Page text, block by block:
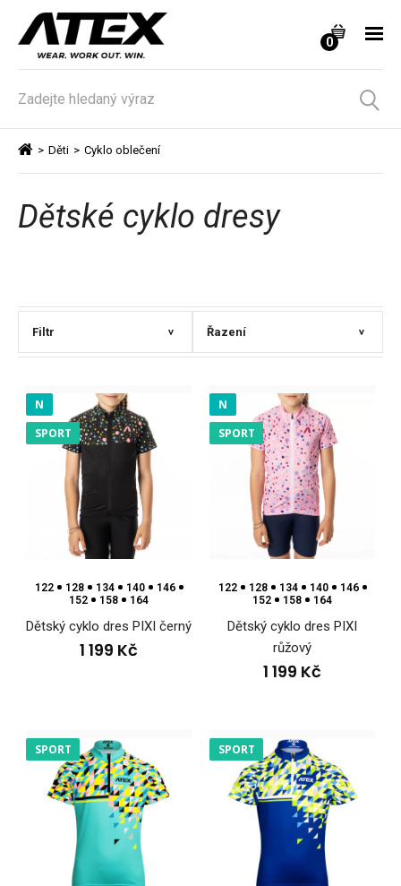
0
> Děti > Cyklo oblečení
Dětské cyklo dresy
Filtr > Řazení >
Dětský cyklo dres PIXI černý
Dětský cyklo dres PIXI černýCyklo dresy musí splňovat
N
SPORT
122 128 134 140
146
152
158 164
Dětský cyklo dres PIXI černý
1 199 Kč
N
SPORT
122 128 134 140
146
152
158 164
Dětský cyklo dres PIXI
růžový
1 199 Kč
SPORT SPORT